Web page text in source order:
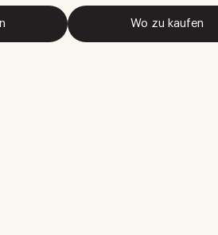
Wo zu kaufen